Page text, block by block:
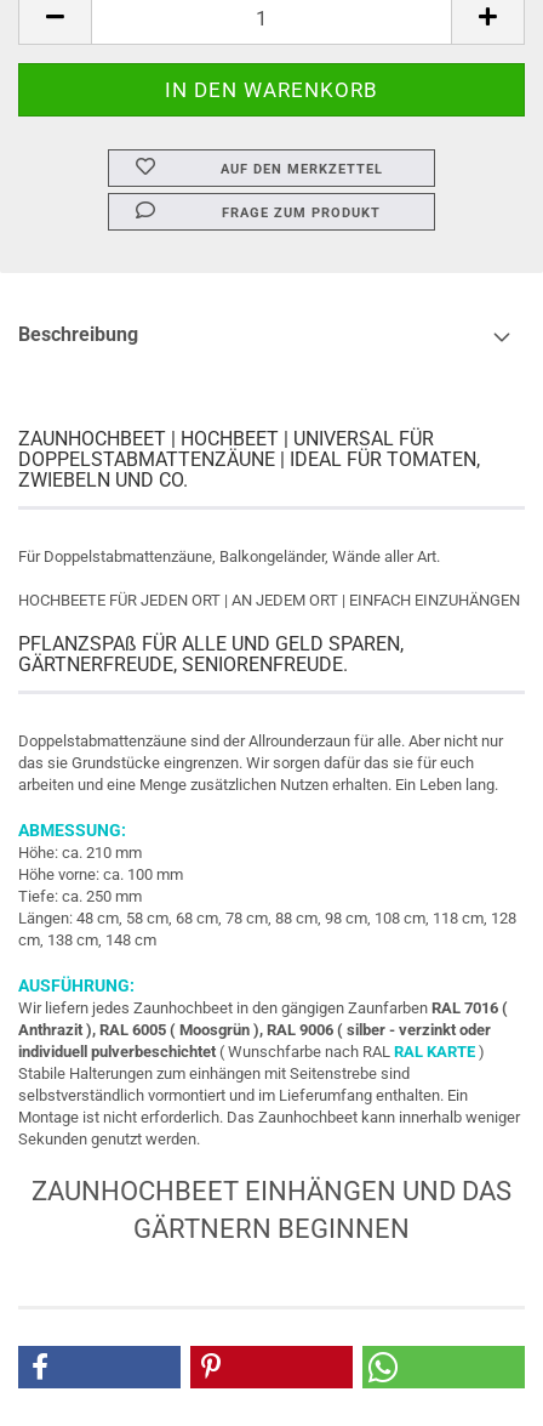
AUF DEN MERKZETTEL
FRAGE ZUM PRODUKT
Beschreibung
ZAUNHOCHBEET | HOCHBEET | UNIVERSAL FÜR
DOPPELSTABMATTENZÄUNE | IDEAL FÜR TOMATEN,
ZWIEBELN UND CO.
Für Doppelstabmattenzäune, Balkongeländer, Wände aller Art.
HOCHBEETE FÜR JEDEN ORT | AN JEDEM ORT | EINFACH EINZUHÄNGEN
PFLANZSPAß FÜR ALLE UND GELD SPAREN,
GÄRTNERFREUDE, SENIORENFREUDE.
Doppelstabmattenzäune sind der Allrounderzaun für alle. Aber nicht nur
das sie Grundstücke eingrenzen. Wir sorgen dafür das sie für euch
arbeiten und eine Menge zusätzlichen Nutzen erhalten. Ein Leben lang.
ABMESSUNG:
Höhe: ca. 210 mm
Höhe vorne: ca. 100 mm
Tiefe: ca. 250 mm
Längen: 48 cm, 58 cm, 68 cm, 78 cm, 88 cm, 98 cm, 108 cm, 118 cm, 128
cm, 138 cm, 148 cm
AUSFÜHRUNG:
Wir liefern jedes Zaunhochbeet in den gängigen Zaunfarben RAL 7016 (
Anthrazit ), RAL 6005 ( Moosgrün ), RAL 9006 ( silber - verzinkt oder
individuell pulverbeschichtet ( Wunschfarbe nach RAL RAL KARTE )
Stabile Halterungen zum einhängen mit Seitenstrebe sind
selbstverständlich vormontiert und im Lieferumfang enthalten. Ein
Montage ist nicht erforderlich. Das Zaunhochbeet kann innerhalb weniger
Sekunden genutzt werden.
ZAUNHOCHBEET EINHÄNGEN UND DAS
GÄRTNERN BEGINNEN